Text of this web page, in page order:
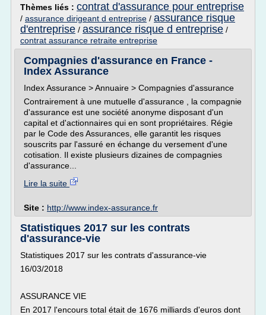
Thèmes liés : contrat d'assurance pour entreprise
/ assurance dirigeant d entreprise / assurance risque
d'entreprise / assurance risque d entreprise /
contrat assurance retraite entreprise
Compagnies d'assurance en France -
Index Assurance
Index Assurance > Annuaire > Compagnies d'assurance
Contrairement à une mutuelle d'assurance , la compagnie
d'assurance est une société anonyme disposant d'un
capital et d'actionnaires qui en sont propriétaires. Régie
par le Code des Assurances, elle garantit les risques
souscrits par l'assuré en échange du versement d'une
cotisation. Il existe plusieurs dizaines de compagnies
d'assurance...
Lire la suite
Site : http://www.index-assurance.fr
Statistiques 2017 sur les contrats
d'assurance-vie
Statistiques 2017 sur les contrats d'assurance-vie
16/03/2018
ASSURANCE VIE
En 2017 l'encours total était de 1676 milliards d'euros dont